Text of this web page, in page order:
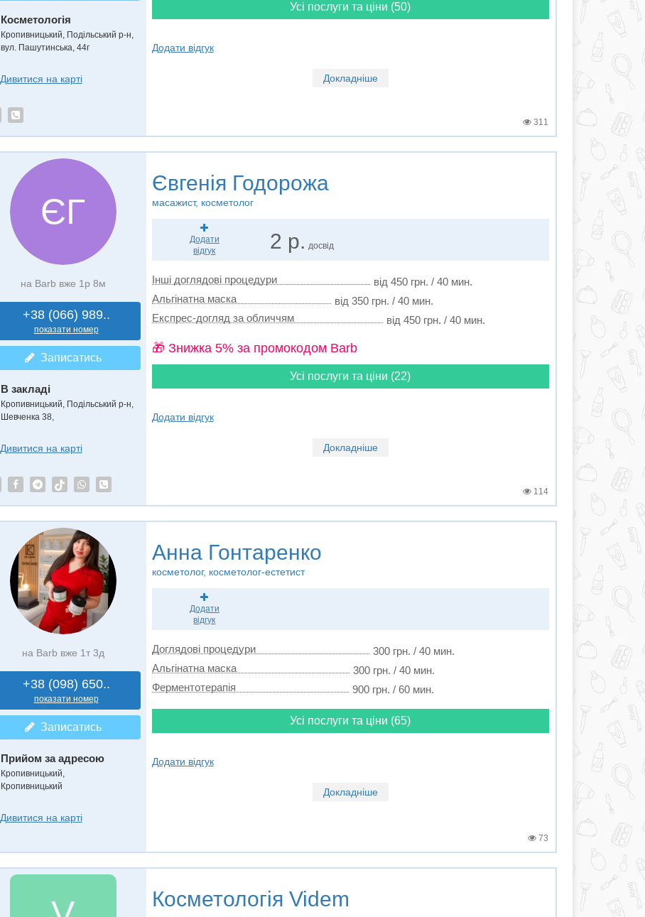
Косметологія
Кропивницький, Подільський р-н,
вул. Пашутинська, 44г
Дивитися на карті
Усі послуги та ціни (50)
Додати відгук
Докладніше
311
ЄГ
на Barb вже 1р 8м
+38 (066) 989..
показати номер
Записатись
В закладі
Кропивницький, Подільський р-н,
Шевченка 38,
Дивитися на карті
Євгенія Годорожа
масажист, косметолог
Додати
відгук
2 р. досвід
Інші доглядові процедури
від 450 грн. / 40 мин.
Альгінатна маска
від 350 грн. / 40 мин.
Експрес-догляд за обличчям
від 450 грн. / 40 мин.
🎁 Знижка 5% за промокодом Barb
Усі послуги та ціни (22)
Додати відгук
Докладніше
114
на Barb вже 1т 3д
+38 (098) 650..
показати номер
Записатись
Прийом за адресою
Кропивницький,
Кропивницький
Дивитися на карті
Анна Гонтаренко
косметолог, косметолог-естетист
Додати
відгук
Доглядові процедури
300 грн. / 40 мин.
Альгінатна маска
300 грн. / 40 мин.
Ферментотерапія
900 грн. / 60 мин.
Усі послуги та ціни (65)
Додати відгук
Докладніше
73
Косметологія Videm